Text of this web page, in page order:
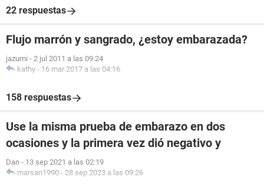
22 respuestas
Flujo marrón y sangrado, ¿estoy embarazada?
jazumi - 2 jul 2011 a las 09:24
kathy - 16 mar 2017 a las 04:16
158 respuestas
Use la misma prueba de embarazo en dos
ocasiones y la primera vez dió negativo y
Dan - 13 sep 2021 a las 02:19
marsan1990 - 28 sep 2023 a las 09:26